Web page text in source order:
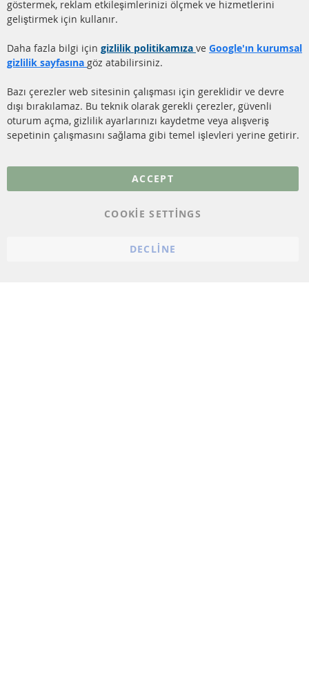
DİZEL PARTİKÜL FİLTRESİ
KATALİZÖR (KAT)
SSS
Gönderim ücreti
Daha fazla link
Veri koruma
Genel Çalışma Koşulları
göstermek, reklam etkileşimlerinizi ölçmek ve hizmetlerini
geliştirmek için kullanır.
Daha fazla bilgi için gizlilik politikamıza ve Google'ın kurumsal
gizlilik sayfasına göz atabilirsiniz.
Bazı çerezler web sitesinin çalışması için gereklidir ve devre
dışı bırakılamaz. Bu teknik olarak gerekli çerezler, güvenli
oturum açma, gizlilik ayarlarınızı kaydetme veya alışveriş
sepetinin çalışmasını sağlama gibi temel işlevleri yerine getirir.
ACCEPT
COOKIE SETTINGS
DECLINE